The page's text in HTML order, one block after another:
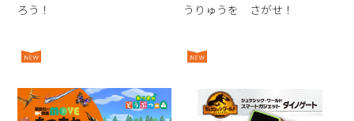
ろう！
うりゅうを さがせ！